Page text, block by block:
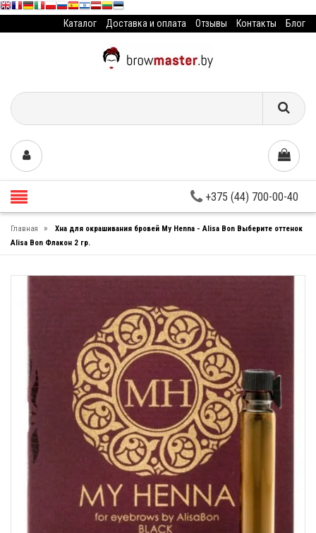
Каталог Доставка и оплата Отзывы Контакты Блог
+375 (44) 700-00-40
Главная »
Хна для окрашивания бровей My Henna - Alisa Bon Выберите оттенок
Alisa Bon Флакон 2 гр.